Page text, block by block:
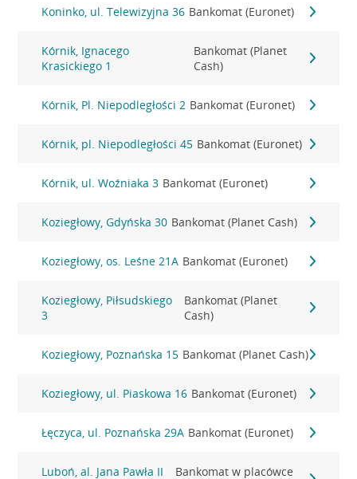
Koninko, ul. Telewizyjna 36 Bankomat (Euronet)
Kórnik, Ignacego
Krasickiego 1
Bankomat (Planet
Cash)
Kórnik, Pl. Niepodległości 2 Bankomat (Euronet)
Kórnik, pl. Niepodległości 45 Bankomat (Euronet)
Kórnik, ul. Woźniaka 3 Bankomat (Euronet)
Koziegłowy, Gdyńska 30 Bankomat (Planet Cash)
Koziegłowy, os. Leśne 21A Bankomat (Euronet)
Koziegłowy, Piłsudskiego
3
Bankomat (Planet
Cash)
Koziegłowy, Poznańska 15 Bankomat (Planet Cash)
Koziegłowy, ul. Piaskowa 16 Bankomat (Euronet)
Łęczyca, ul. Poznańska 29A Bankomat (Euronet)
Luboń, al. Jana Pawła II
Bankomat w placówce